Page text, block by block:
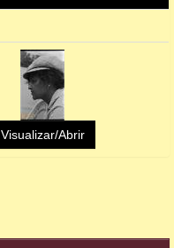
Visualizar/Abrir